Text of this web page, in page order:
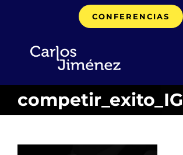
CONFERENCIAS
competir_exito_IG